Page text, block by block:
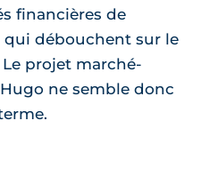
financières de
qui débouchent sur le
projet marché-
ne semble donc